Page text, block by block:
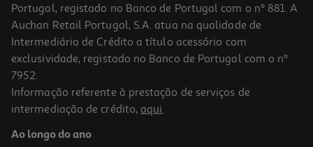
-10%
Livro Sou Trix! A Resolver Problemas 4º Ano
5.94 €/un
Portugal, registado no Banco de Portugal com o nº 881. A
Auchan Retail Portugal, S.A. atua na qualidade de
Intermediário de Crédito a título acessório com
exclusividade, registado no Banco de Portugal com o nº
7952.
Informação referente à prestação de serviços de
intermediação de crédito, aqui.
Ao longo do ano